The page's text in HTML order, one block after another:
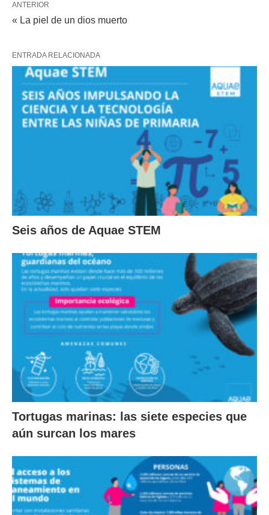
ANTERIOR
« La piel de un dios muerto
ENTRADA RELACIONADA
Seis años de Aquae STEM
Tortugas marinas: las siete especies que
aún surcan los mares